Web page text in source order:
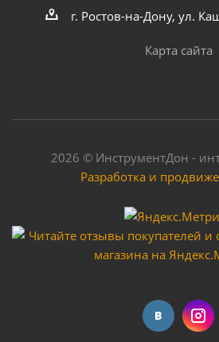
г. Ростов-на-Дону, ул.
Карта сайта
2026 © ИнструментДон -
Разработка и